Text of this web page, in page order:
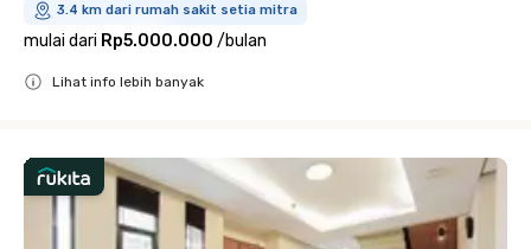
3.4 km dari rumah sakit setia mitra
mulai dari Rp5.000.000 /bulan
Lihat info lebih banyak